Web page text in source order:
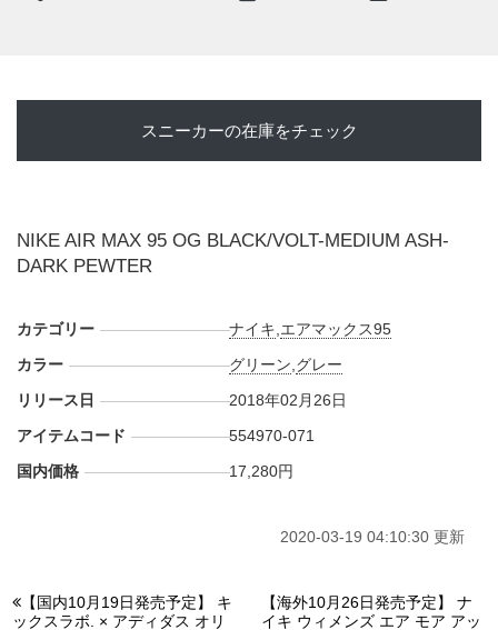
ABC-MART.net 10/19 AM0:00 ～ 10/19 23:59 WEB抽選受
付
スニーカーの在庫をチェック
NIKE AIR MAX 95 OG BLACK/VOLT-MEDIUM ASH-
DARK PEWTER
カテゴリー ナイキ エアマックス95
カラー
グリーン グレー
リリース日
2018年02月26日
アイテムコード
554970-071
国内価格
17,280円
2020-03-19 04:10:30 更新
【国内10月19日発売予定】 キ
ックスラボ. × アディダス オリ
【海外10月26日発売予定】 ナ
イキ ウィメンズ エア モア アッ